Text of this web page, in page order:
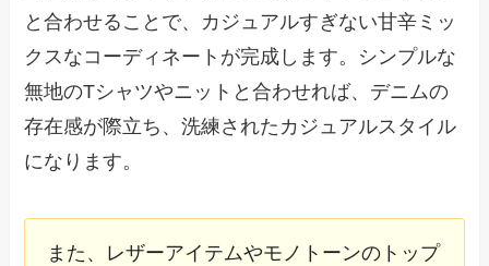
と合わせることで、カジュアルすぎない甘辛ミッ
クスなコーディネートが完成します。シンプルな
無地のTシャツやニットと合わせれば、デニムの
存在感が際立ち、洗練されたカジュアルスタイル
になります。
また、レザーアイテムやモノトーンのトップ